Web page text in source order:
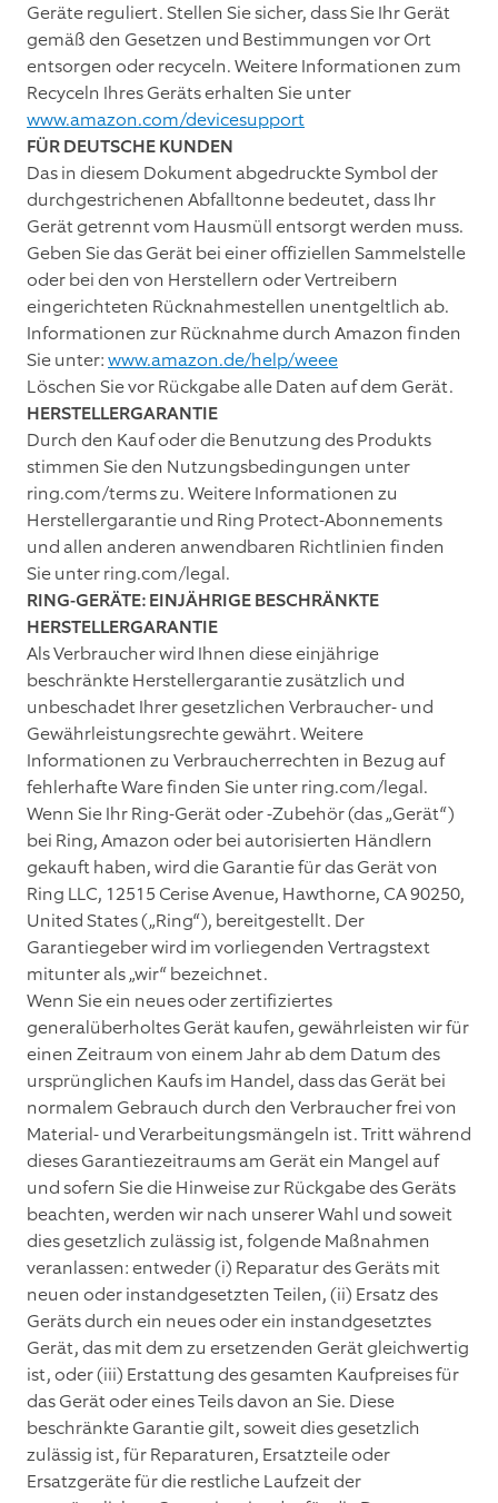
Geräte reguliert. Stellen Sie sicher, dass Sie Ihr Gerät
gemäß den Gesetzen und Bestimmungen vor Ort
entsorgen oder recyceln. Weitere Informationen zum
Recyceln Ihres Geräts erhalten Sie unter
www.amazon.com/devicesupport
FÜR DEUTSCHE KUNDEN
Das in diesem Dokument abgedruckte Symbol der
durchgestrichenen Abfalltonne bedeutet, dass Ihr
Gerät getrennt vom Hausmüll entsorgt werden muss.
Geben Sie das Gerät bei einer offiziellen Sammelstelle
oder bei den von Herstellern oder Vertreibern
eingerichteten Rücknahmestellen unentgeltlich ab.
Informationen zur Rücknahme durch Amazon finden
Sie unter:www.amazon.de/help/weee
Löschen Sie vor Rückgabe alle Daten auf dem Gerät.
HERSTELLERGARANTIE
Durch den Kauf oder die Benutzung des Produkts
stimmen Sie den Nutzungsbedingungen unter
ring.com/terms zu. Weitere Informationen zu
Herstellergarantie und Ring Protect-Abonnements
und allen anderen anwendbaren Richtlinien finden
Sie unter ring.com/legal.
RING-GERÄTE: EINJÄHRIGE BESCHRÄNKTE
HERSTELLERGARANTIE
Als Verbraucher wird Ihnen diese einjährige
beschränkte Herstellergarantie zusätzlich und
unbeschadet Ihrer gesetzlichen Verbraucher- und
Gewährleistungsrechte gewährt. Weitere
Informationen zu Verbraucherrechten in Bezug auf
fehlerhafte Ware finden Sie unter ring.com/legal.
Wenn Sie Ihr Ring-Gerät oder -Zubehör (das „Gerät“)
bei Ring, Amazon oder bei autorisierten Händlern
gekauft haben, wird die Garantie für das Gerät von
Ring LLC, 12515 Cerise Avenue, Hawthorne, CA 90250,
United States („Ring“), bereitgestellt. Der
Garantiegeber wird im vorliegenden Vertragstext
mitunter als „wir“ bezeichnet.
Wenn Sie ein neues oder zertifiziertes
generalüberholtes Gerät kaufen, gewährleisten wir für
einen Zeitraum von einem Jahr ab dem Datum des
ursprünglichen Kaufs im Handel, dass das Gerät bei
normalem Gebrauch durch den Verbraucher frei von
Material- und Verarbeitungsmängeln ist. Tritt während
dieses Garantiezeitraums am Gerät ein Mangel auf
und sofern Sie die Hinweise zur Rückgabe des Geräts
beachten, werden wir nach unserer Wahl und soweit
dies gesetzlich zulässig ist, folgende Maßnahmen
veranlassen: entweder (i) Reparatur des Geräts mit
neuen oder instandgesetzten Teilen, (ii) Ersatz des
Geräts durch ein neues oder ein instandgesetztes
Gerät, das mit dem zu ersetzenden Gerät gleichwertig
ist, oder (iii) Erstattung des gesamten Kaufpreises für
das Gerät oder eines Teils davon an Sie. Diese
beschränkte Garantie gilt, soweit dies gesetzlich
zulässig ist, für Reparaturen, Ersatzteile oder
Ersatzgeräte für die restliche Laufzeit der